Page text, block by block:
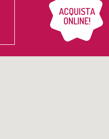
ACQUISTA
ONLINE!